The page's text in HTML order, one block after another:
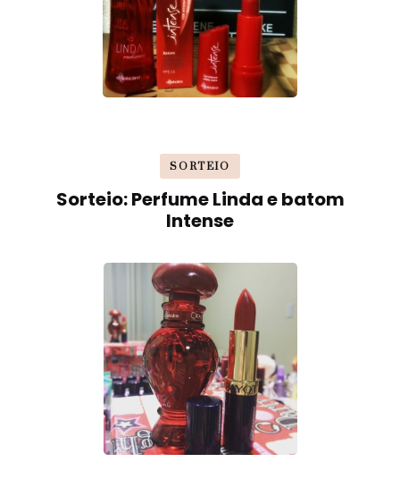
SORTEIO
Sorteio: Perfume Linda e batom
Intense